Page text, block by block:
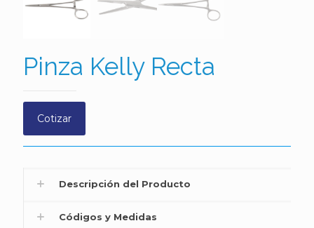
Pinza Kelly Recta
Cotizar
Descripción del Producto
Códigos y Medidas